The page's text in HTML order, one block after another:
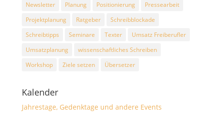
Newsletter
Planung Positionierung
Pressearbeit
Projektplanung
Ratgeber
Schreibblockade
Schreibtipps
Seminare Texter
Umsatz Freiberufler
Umsatzplanung
wissenschaftliches Schreiben
Workshop
Ziele setzen Übersetzer
Kalender
Jahrestage, Gedenktage und andere Events